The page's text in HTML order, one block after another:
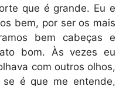
que é grande. Eu e
bem, por ser os mais
bem cabeças e
bom. Às vezes eu
com outros olhos,
é que me entende,